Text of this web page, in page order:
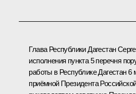
Глава Республики Дагестан
исполнения пункта 5 перечня
работы в Республике Дагестан 6
приёмной Президента